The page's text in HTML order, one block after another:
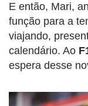
E então, Mari,
função para a
viajando,
calendário. Ao
espera desse